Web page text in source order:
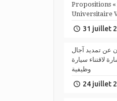
Propositions
Universitaire
31 juillet
عن تمديد آجال
لاقتناء سيارة
وظيفية
24 juillet